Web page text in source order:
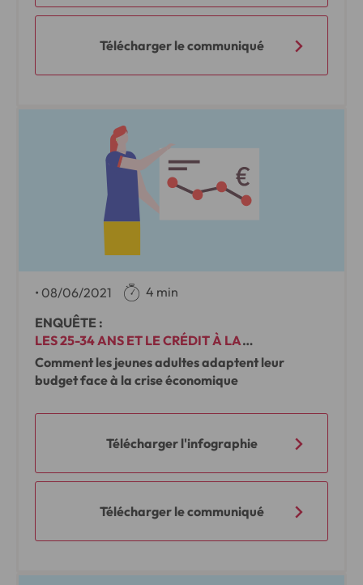
Télécharger le communiqué
• 08/06/2021
4 min
ENQUÊTE :
LES 25-34 ANS ET LE CRÉDIT À LA
CONSOMMATION
Comment les jeunes adultes adaptent leur
budget face à la crise économique
Télécharger l'infographie
Télécharger le communiqué